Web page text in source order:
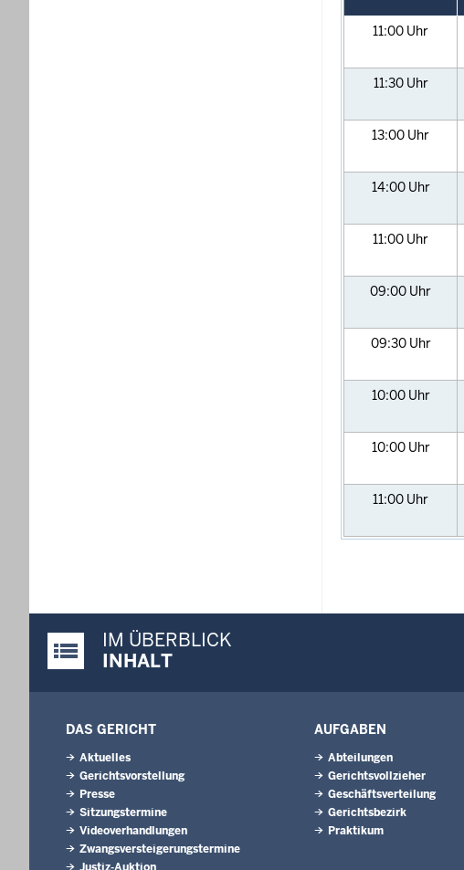
11:00 Uhr
11:30 Uhr
13:00 Uhr
14:00 Uhr
11:00 Uhr
09:00 Uhr
09:30 Uhr
10:00 Uhr
10:00 Uhr
11:00 Uhr
Justiz-Portal im Überblick:
IM ÜBERBLICK
INHALT
DAS GERICHT
Aktuelles
Gerichtsvorstellung
Presse
Sitzungstermine
Videoverhandlungen
Zwangsversteigerungs­termine
AUFGABEN
Abteilungen
Gerichtsvollzieher
Geschäftsverteilung
Gerichtsbezirk
Praktikum